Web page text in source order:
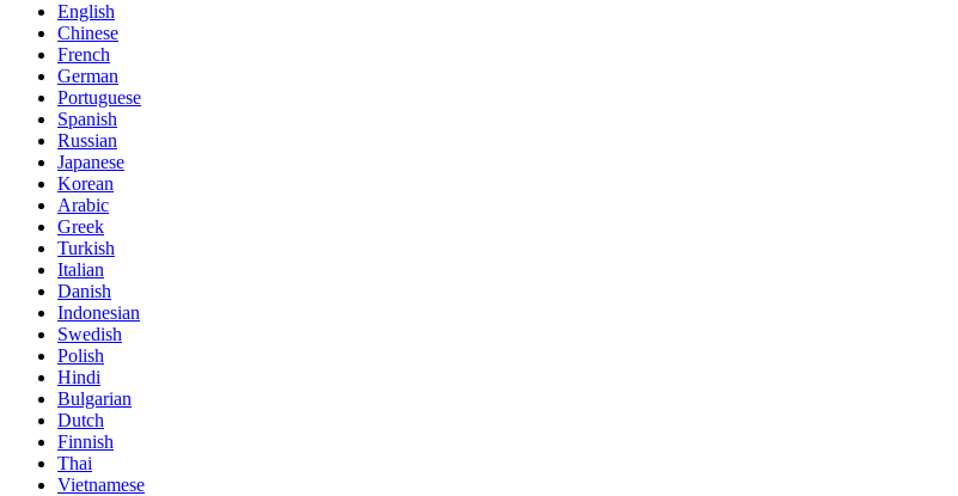
English
Chinese
French
German
Portuguese
Spanish
Russian
Japanese
Korean
Arabic
Greek
Turkish
Italian
Danish
Indonesian
Swedish
Polish
Hindi
Bulgarian
Dutch
Finnish
Thai
Vietnamese